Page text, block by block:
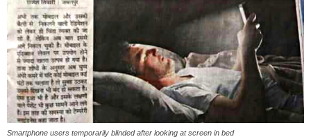
Smartphone users temporarily blinded after looking at screen in bed